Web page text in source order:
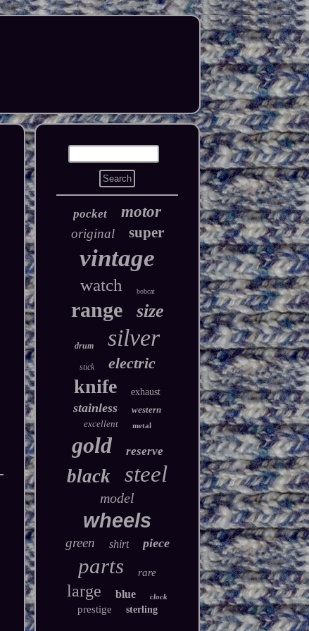
pocket motor
original super
vintage
watch bobcat
range size
drum silver
stick electric
knife exhaust
stainless
western
excellent
metal
gold reserve
black steel
model
wheels
green shirt piece
parts rare
large blue clock
prestige sterling